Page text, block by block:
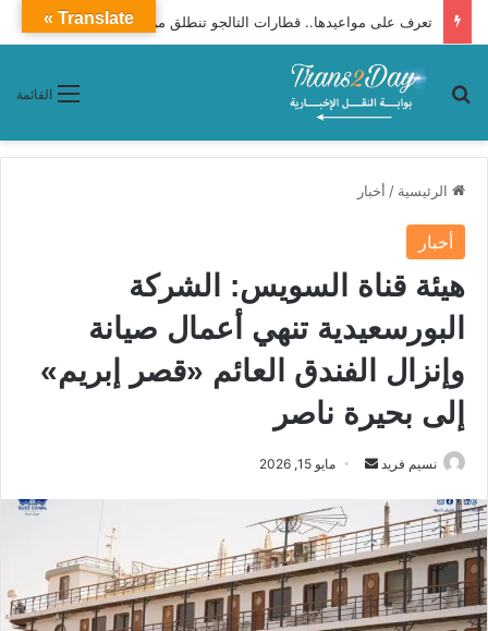
تعرف على مواعيدها.. قطارات التالجو تنطلق من الإسكندرية إلى القاهرة يوميًا
القائمة بحث عن
الرئيسية / أخبار
أخبار
هيئة قناة السويس: الشركة
البورسعيدية تنهي أعمال صيانة
وإنزال الفندق العائم «قصر إبريم»
إلى بحيرة ناصر
نسيم فريد
ل
ب
ر
ي
مايو 15, 2026
Translate »